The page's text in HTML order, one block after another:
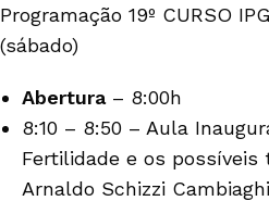
Programação 19º CURSO
(sábado)
Abertura – 8:00h
8:10 – 8:50 – Aula
Fertilidade e os
Arnaldo Schizzi